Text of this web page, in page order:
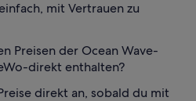
mit Vertrauen zu
Preisen der Ocean Wave-
direkt enthalten?
direkt an, sobald du mit